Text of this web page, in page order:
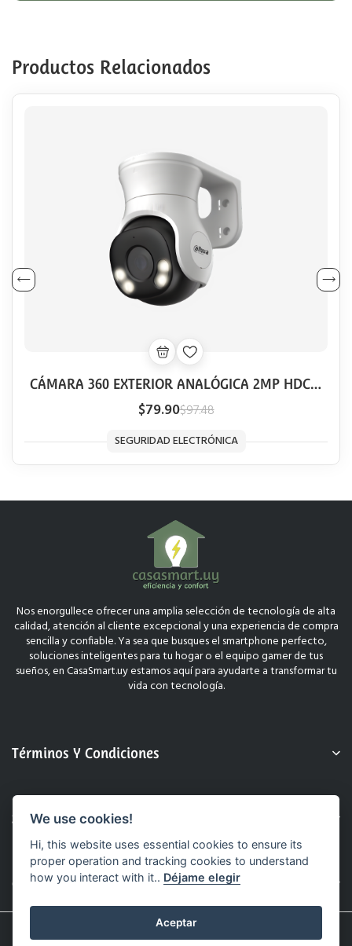
Productos Relacionados
CÁMARA 360 EXTERIOR ANALÓGICA 2MP HDCVI
DAHUA FULL COLOR SMART 40M AUDIO
$79.90$97.48
SEGURIDAD ELECTRÓNICA
Nos enorgullece ofrecer una amplia selección de tecnología de alta
calidad, atención al cliente excepcional y una experiencia de compra
sencilla y confiable. Ya sea que busques el smartphone perfecto,
soluciones inteligentes para tu hogar o el equipo gamer de tus
sueños, en CasaSmart.uy estamos aquí para ayudarte a transformar tu
vida con tecnología.
Términos Y Condiciones
Sobre Nosotros
Contacto
© 2025 CasaSmart.uy. Todos Los Derechos Reservados.
We use cookies!
Hi, this website uses essential cookies to ensure its
proper operation and tracking cookies to understand
how you interact with it.. Déjame elegir
Aceptar